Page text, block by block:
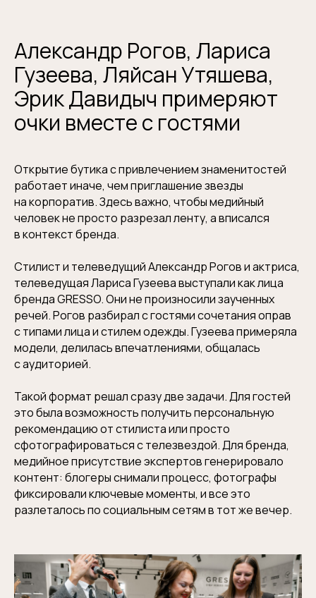
Александр Рогов, Лариса
Гузеева, Ляйсан Утяшева,
Эрик Давидыч примеряют
очки вместе с гостями
Открытие бутика с привлечением знаменитостей
работает иначе, чем приглашение звезды
на корпоратив. Здесь важно, чтобы медийный
человек не просто разрезал ленту, а вписался
в контекст бренда.
Стилист и телеведущий Александр Рогов и актриса,
телеведущая Лариса Гузеева выступали как лица
бренда GRESSO. Они не произносили заученных
речей. Рогов разбирал с гостями сочетания оправ
с типами лица и стилем одежды. Гузеева примеряла
модели, делилась впечатлениями, общалась
с аудиторией.
Такой формат решал сразу две задачи. Для гостей
это была возможность получить персональную
рекомендацию от стилиста или просто
сфотографироваться с телезвездой. Для бренда,
медийное присутствие экспертов генерировало
контент: блогеры снимали процесс, фотографы
фиксировали ключевые моменты, и все это
разлеталось по социальным сетям в тот же вечер.